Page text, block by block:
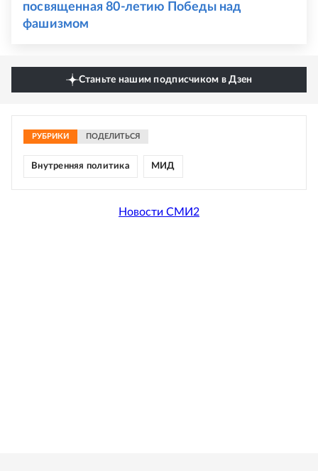
посвященная 80-летию Победы над
фашизмом
Станьте нашим подписчиком в Дзен
РУБРИКИ ПОДЕЛИТЬСЯ
Внутренняя политика МИД
Новости СМИ2